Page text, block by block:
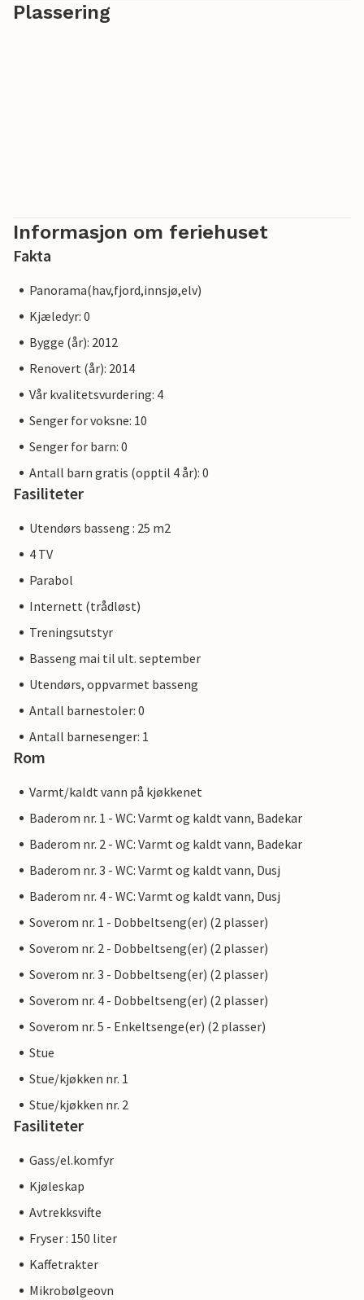
Plassering
Informasjon om feriehuset
Fakta
Panorama(hav,fjord,innsjø,elv)
Kjæledyr: 0
Bygge (år): 2012
Renovert (år): 2014
Vår kvalitetsvurdering: 4
Senger for voksne: 10
Senger for barn: 0
Antall barn gratis (opptil 4 år): 0
Fasiliteter
Utendørs basseng : 25 m2
4 TV
Parabol
Internett (trådløst)
Treningsutstyr
Basseng mai til ult. september
Utendørs, oppvarmet basseng
Antall barnestoler: 0
Antall barnesenger: 1
Rom
Varmt/kaldt vann på kjøkkenet
Baderom nr. 1 - WC: Varmt og kaldt vann, Badekar
Baderom nr. 2 - WC: Varmt og kaldt vann, Badekar
Baderom nr. 3 - WC: Varmt og kaldt vann, Dusj
Baderom nr. 4 - WC: Varmt og kaldt vann, Dusj
Soverom nr. 1 - Dobbeltseng(er) (2 plasser)
Soverom nr. 2 - Dobbeltseng(er) (2 plasser)
Soverom nr. 3 - Dobbeltseng(er) (2 plasser)
Soverom nr. 4 - Dobbeltseng(er) (2 plasser)
Soverom nr. 5 - Enkeltsenge(er) (2 plasser)
Stue
Stue/kjøkken nr. 1
Stue/kjøkken nr. 2
Fasiliteter
Gass/el.komfyr
Kjøleskap
Avtrekksvifte
Fryser : 150 liter
Kaffetrakter
Mikrobølgeovn